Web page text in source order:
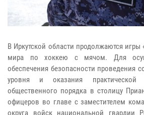
В Иркутской области продолжаются игры
мира по хоккею с мячом. Для
обеспечения безопасности проведения
уровня и оказания
общественного порядка в столицу
офицеров во главе с заместителем
округа войск национальной гвардии